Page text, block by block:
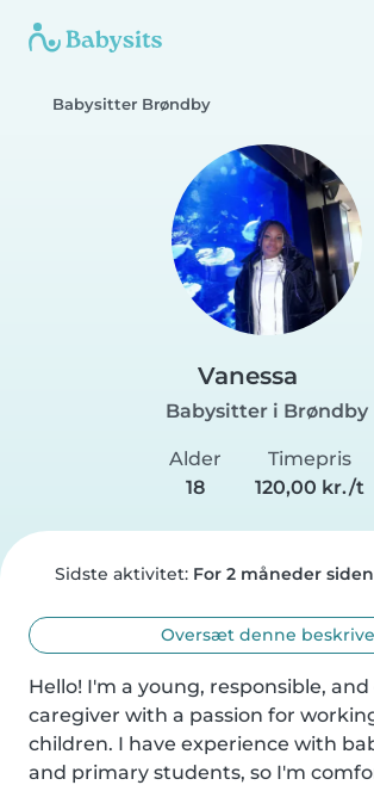
Babysitter Brøndby
Vanessa
Babysitter i Brøndby
Alder
18
Timepris
120,00 kr./t
Sidste aktivitet: For 2 måneder siden
Oversæt denne
Hello! I'm a young, responsible, and
caregiver with a passion for
children. I have experience with
and primary students, so I'm